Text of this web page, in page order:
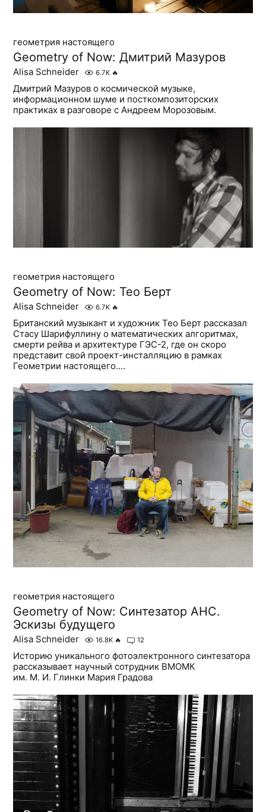
геометрия настоящего
Geometry of Now: Дмитрий Мазуров
Alisa Schneider 6.7K 🔥
Дмитрий Мазуров о космической музыке,
информационном шуме и посткомпозиторских
практиках в разговоре с Андреем Морозовым.
геометрия настоящего
Geometry of Now: Тео Берт
Alisa Schneider 6.7K 🔥
Британский музыкант и художник Тео Берт рассказал
Стасу Шарифуллину о математических алгоритмах,
смерти рейва и архитектуре ГЭС-2, где он скоро
представит свой проект-инсталляцию в рамках
Геометрии настоящего....
геометрия настоящего
Geometry of Now: Синтезатор АНС.
Эскизы будущего
Alisa Schneider 16.8K 🔥 12
Историю уникального фотоэлектронного синтезатора
рассказывает научный сотрудник ВМОМК
им. М. И. Глинки Мария Градова